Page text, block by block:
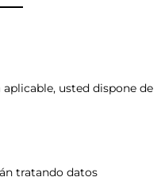
usted dispone de
tratando datos